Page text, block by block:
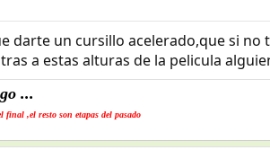
darte un cursillo acelerado,que si no
a estas alturas de la pelicula
...
final ,el resto son etapas del pasado